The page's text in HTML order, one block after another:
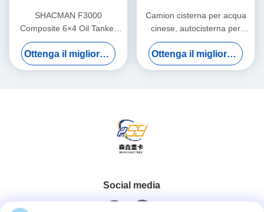
SHACMAN F3000
Composite 6×4 Oil Tanker
SX5255GYYDN434 300HP
Euro II 20m3 Per il trasporto
di carburante su autostrada
Ottenga il migliore prezzo
Camion cisterna per acqua
cinese, autocisterna per
irrigazione, camion per
spruzzatura d'acqua in
vendita# Shacman
Ottenga il migliore prezzo
Social media